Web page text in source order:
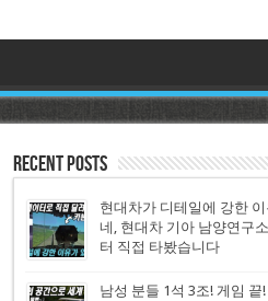
Recent Posts
현대차가 디테일에 강한
네, 현대차 기아 남양연구
터 직접 타봤습니다
남성 분들 1석 3조! 게임 끝